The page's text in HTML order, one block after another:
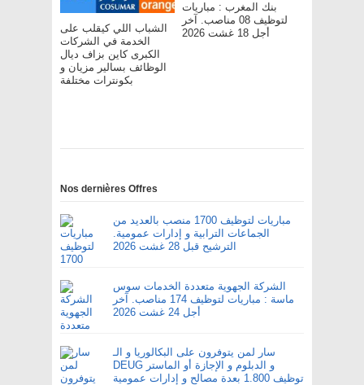
الشباب اللي كيقلب على
الخدمة في الشركات
الكبرى كاين بزاف ديال
الوظائف بسالير مزيان و
بكونترات مختلفة
بنك المغرب : مباريات
لتوظيف 08 مناصب. آخر
أجل 18 غشت 2026
Nos dernières Offres
مباريات لتوظيف 1700 منصب بالعديد من
الجماعات الترابية و إدارات عمومية.
الترشيح قبل 28 غشت 2026
الشركة الجهوية متعددة الخدمات سوس
ماسة : مباريات لتوظيف 174 مناصب. آخر
أجل 24 غشت 2026
سار لمن يتوفرون على البكالوريا و الـ
DEUG و الدبلوم و الإجازة أو الماستر
توظيف 1.800 بعدة مصالح و إدارات عمومية